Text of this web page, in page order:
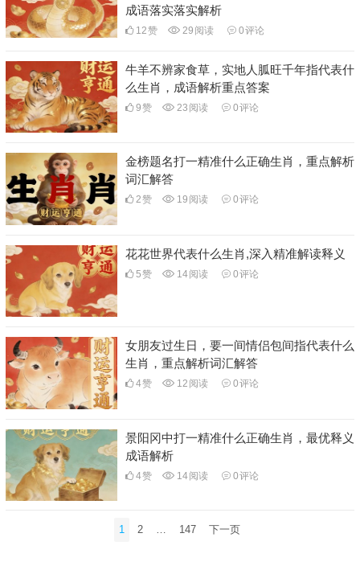
成语落实落实解析
12赞 29 阅读 0评论
牛羊不辨家食草，实地人胍旺千年指代表什
么生肖，成语解析重点答案
9赞 23 阅读 0评论
金榜题名打一精准什么正确生肖，重点解析
词汇解答
2赞 19 阅读 0评论
花花世界代表什么生肖,深入精准解读释义
5赞 14阅读 0评论
女朋友过生日，要一间情侣包间指代表什么
生肖，重点解析词汇解答
4赞 12 阅读 0评论
景阳冈中打一精准什么正确生肖，最优释义
成语解析
4赞 14阅读 0评论
1 2 … 147 下一页